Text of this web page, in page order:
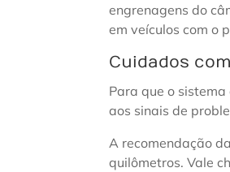
engrenagens do
em veículos com o
Cuidados
Para que o
aos sinais de
A recomendação
quilômetros. Vale